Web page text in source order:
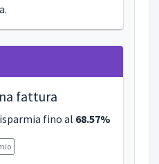
fattura
fino al 68.57%